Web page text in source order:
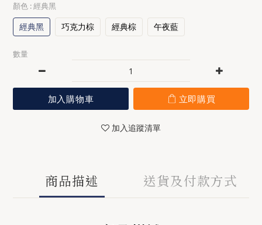
顏色 : 經典黑
經典黑 巧克力棕 經典棕 午夜藍
數量
加入購物車 立即購買
加入追蹤清單
商品描述 送貨及付款方式